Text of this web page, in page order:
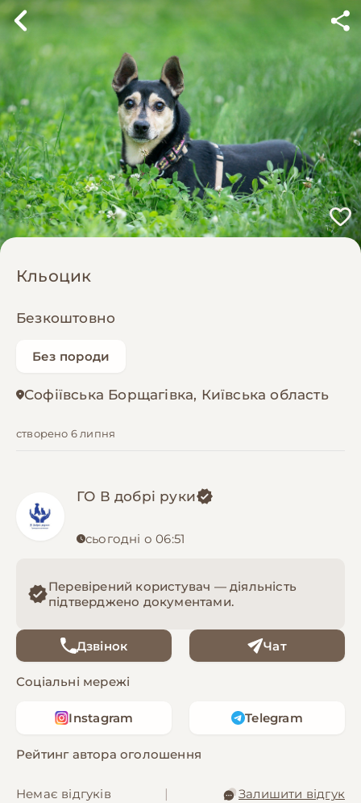
Кльоцик
Безкоштовно
Без породи
Софіївська Борщагівка, Київська область
створено 6 липня
ГО В добрі руки
сьогодні о 06:51
Перевірений користувач — діяльність
підтверджено документами.
Дзвінок Чат
Соціальні мережі
Instagram Telegram
Рейтинг автора оголошення
Немає відгуків Залишити відгук